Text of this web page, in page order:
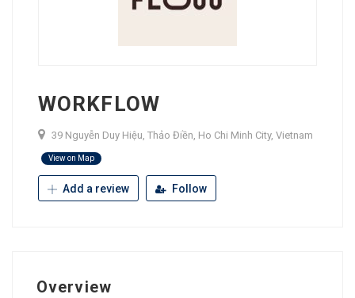
WORKFLOW
39 Nguyễn Duy Hiệu, Thảo Điền, Ho Chi Minh City, Vietnam
View on Map
Add a review Follow
Overview